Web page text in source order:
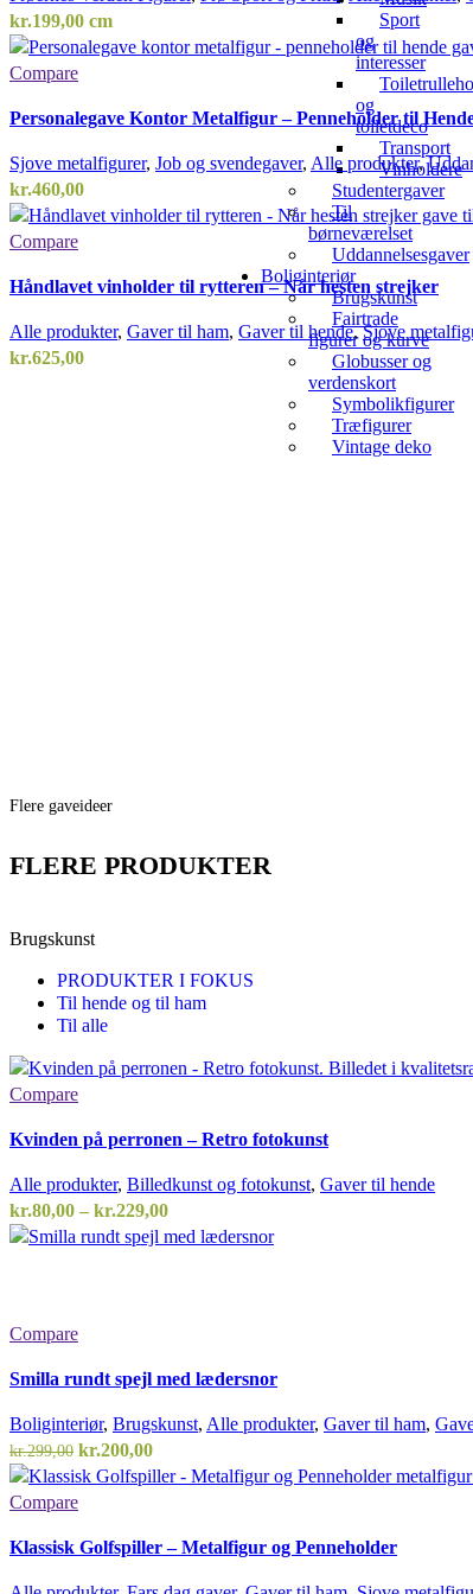
Sport
og
interesser
og
toiletdeco
Transport
Vinholdere
Studentergaver
Til
børneværelset
Uddannelsesgaver
Boliginteriør
Brugskunst
Fairtrade
figurer og kurve
Globusser og
verdenskort
Symbolikfigurer
Træfigurer
Vintage deko
kr.199,00 cm
Compare
Personalegave Kontor Metalfigur – Penneholder til
Sjove metalfigurer, Job og svendegaver, Alle produkter,
kr.460,00
Compare
Håndlavet vinholder til rytteren – Når hesten strejker
Alle produkter, Gaver til ham, Gaver til hende, Sjove
kr.625,00
Flere gaveideer
FLERE PRODUKTER
Brugskunst
PRODUKTER I FOKUS
Til hende og til ham
Til alle
Compare
Kvinden på perronen – Retro fotokunst
Alle produkter, Billedkunst og fotokunst, Gaver til hende
kr.80,00 – kr.229,00Prisinterval:
kr.80,00
Compare
Smilla rundt spejl med lædersnor
Boliginteriør, Brugskunst, Alle produkter, Gaver til ham,
kr.299,00 Den
oprindelige
pris
kr.299,00.
kr.200,00Den
aktuelle
kr.200,00.
Compare
Klassisk Golfspiller – Metalfigur og Penneholder